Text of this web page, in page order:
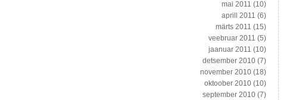
mai 2011 (10)
aprill 2011 (6)
märts 2011 (15)
veebruar 2011 (5)
jaanuar 2011 (10)
detsember 2010 (7)
november 2010 (18)
oktoober 2010 (10)
september 2010 (7)